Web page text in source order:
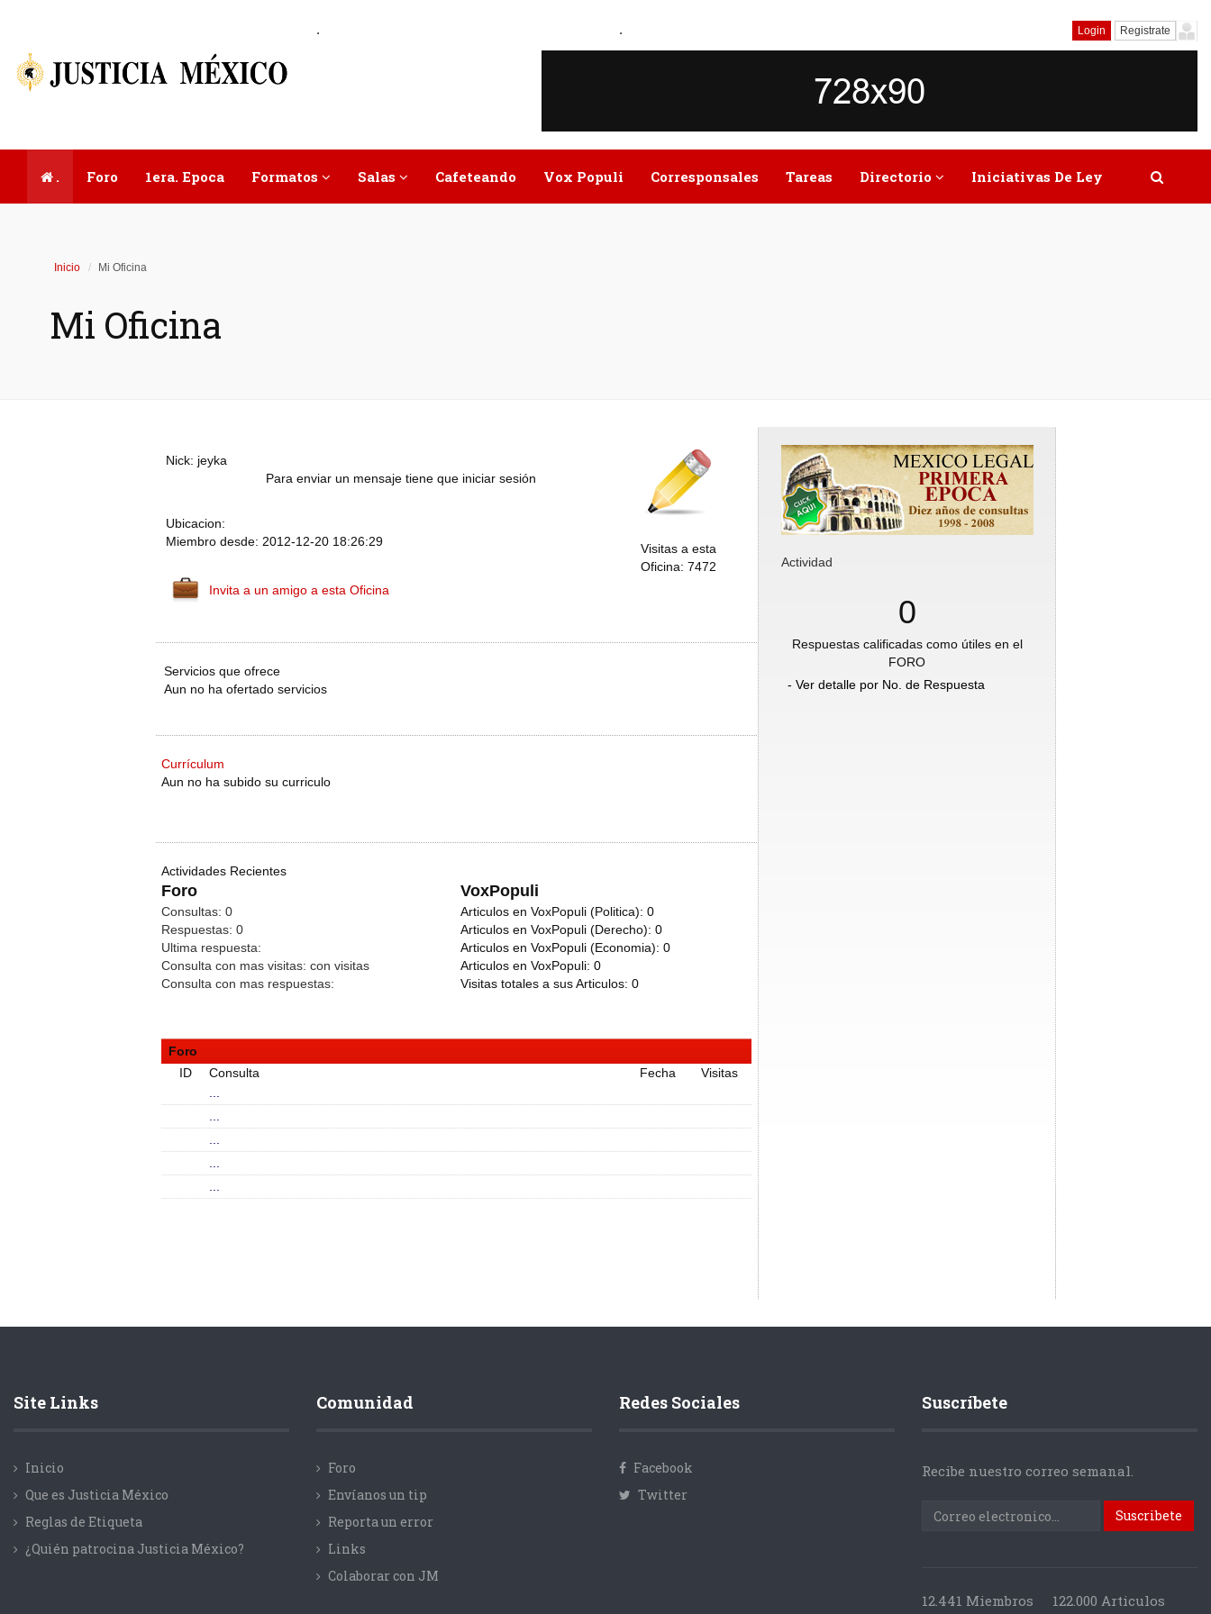
. . Login Registrate
. Foro 1era. Epoca Formatos Salas Cafeteando Vox Populi Corresponsales Tareas Directorio Iniciativas De Ley
Inicio Mi Oficina
Mi Oficina
Nick: jeyka
Para enviar un mensaje tiene que iniciar sesión
Ubicacion:
Miembro desde: 2012-12-20 18:26:29
Visitas a esta
Oficina: 7472
Invita a un amigo a esta Oficina
Servicios que ofrece
Aun no ha ofertado servicios
Currículum
Aun no ha subido su curriculo
Actividades Recientes
Foro VoxPopuli
Consultas: 0
Respuestas: 0
Ultima respuesta:
Consulta con mas visitas: con visitas
Consulta con mas respuestas:
Articulos en VoxPopuli (Politica): 0
Articulos en VoxPopuli (Derecho): 0
Articulos en VoxPopuli (Economia): 0
Articulos en VoxPopuli: 0
Visitas totales a sus Articulos: 0
Foro
ID
Consulta Fecha
Visitas
Actividad
0
Respuestas calificadas como útiles en el
FORO
- Ver detalle por No. de Respuesta
Site Links
Inicio
Que es Justicia México
Reglas de Etiqueta
¿Quién patrocina Justicia México?
Comunidad
Foro
Envíanos un tip
Reporta un error
Links
Colaborar con JM
Redes Sociales
Facebook
Twitter
Suscríbete
Recibe nuestro correo semanal.
12.441 Miembros 122.000 Articulos